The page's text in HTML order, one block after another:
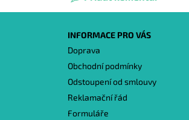
INFORMACE PRO VÁS
Doprava
Obchodní podmínky
Odstoupení od smlouvy
Reklamační řád
Formuláře